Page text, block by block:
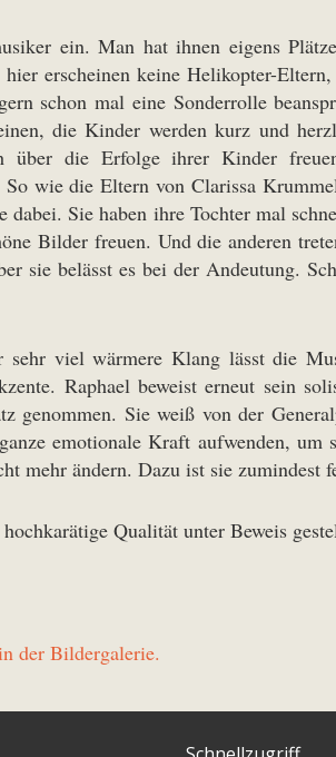
ein. Man hat ihnen eigens
erscheinen keine Helikopter-
schon mal eine Sonderrolle
die Kinder werden kurz und
über die Erfolge ihrer Kinder
wie die Eltern von Clarissa
Sie haben ihre Tochter mal
Bilder freuen. Und die anderen
sie belässt es bei der Andeutung.
sehr viel wärmere Klang lässt die
Raphael beweist erneut sein
genommen. Sie weiß von der
emotionale Kraft aufwenden,
mehr ändern. Dazu ist sie zumindest
Qualität unter Beweis
der Bildergalerie.